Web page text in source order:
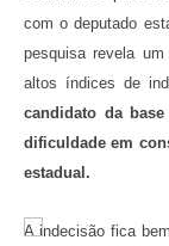
com o deputado
pesquisa revela
altos índices de
candidato da
dificuldade em
estadual.
A indecisão fica